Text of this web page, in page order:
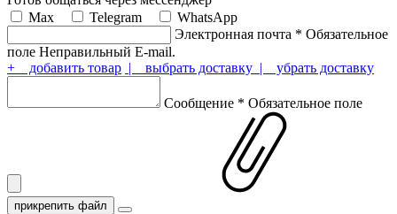
Max
Telegram
WhatsApp
Электронная почта * Обязательное
поле Неправильный E-mail.
+ добавить товар | выбрать доставку | убрать доставку
Сообщение * Обязательное поле
прикрепить файл